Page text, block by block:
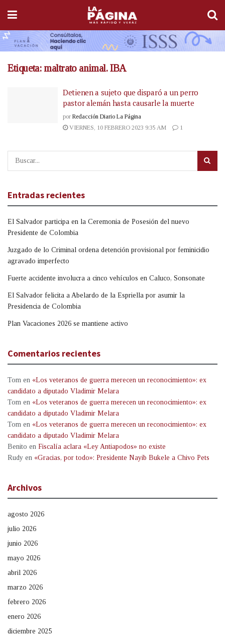
Etiqueta:maltrato animal. IBA
Detienen a sujeto que disparó a un perro
pastor alemán hasta causarle la muerte
por Redacción Diario La Página
VIERNES, 10 FEBRERO 2023 9:35 AM
1
Entradas recientes
El Salvador participa en la Ceremonia de Posesión del nuevo
Presidente de Colombia
Juzgado de lo Criminal ordena detención provisional por feminicidio
agravado imperfecto
Fuerte accidente involucra a cinco vehículos en Caluco, Sonsonate
El Salvador felicita a Abelardo de la Espriella por asumir la
Presidencia de Colombia
Plan Vacaciones 2026 se mantiene activo
Comentarios recientes
Tom en «Los veteranos de guerra merecen un reconocimiento»: ex
candidato a diputado Vladimir Melara
Tom en «Los veteranos de guerra merecen un reconocimiento»: ex
candidato a diputado Vladimir Melara
Tom en «Los veteranos de guerra merecen un reconocimiento»: ex
candidato a diputado Vladimir Melara
Benito en Fiscalía aclara «Ley Antiapodos» no existe
Rudy en «Gracias, por todo»: Presidente Nayib Bukele a Chivo Pets
Archivos
agosto 2026
julio 2026
junio 2026
mayo 2026
abril 2026
marzo 2026
febrero 2026
enero 2026
diciembre 2025